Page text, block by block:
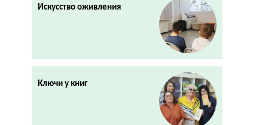
Искусство оживления
Ключи у книг